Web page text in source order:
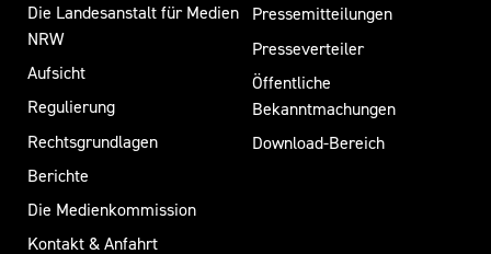
Die Landesanstalt für Medien
NRW
Aufsicht
Regulierung
Rechtsgrundlagen
Berichte
Die Medienkommission
Kontakt & Anfahrt
Pressemitteilungen
Presseverteiler
Öffentliche
Bekanntmachungen
Download-Bereich